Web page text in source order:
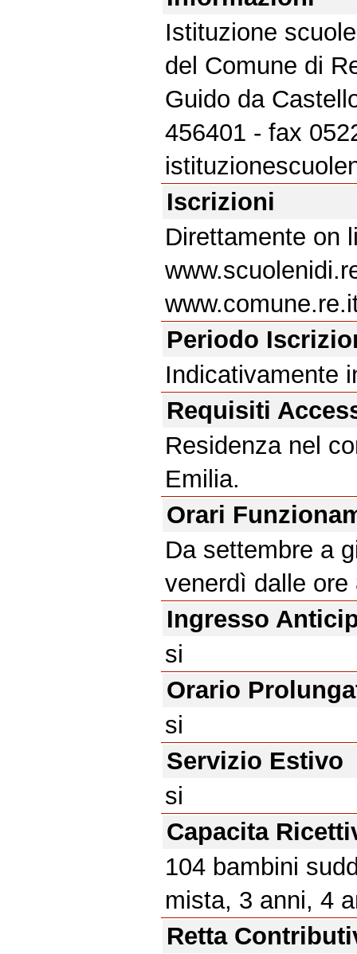
Istituzione
del Comune di
Guido da
456401 - fax
Iscrizioni
Direttamente on
Periodo
Indicativamente
Requisiti
Residenza nel
Emilia.
Orari
Da settembre a
venerdì dalle
Ingresso
si
Orario
si
Servizio Estivo
si
Capacita
104 bambini
mista, 3 anni, 4
Retta